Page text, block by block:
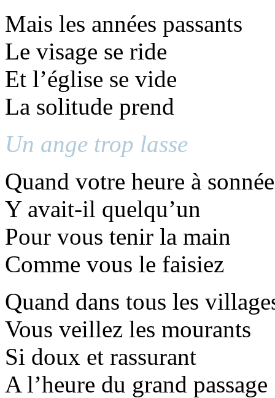
Mais les années passants
Le visage se ride
Et l’église se vide
La solitude prend
Un ange trop lasse
Quand votre heure à sonnée
Y avait-il quelqu’un
Pour vous tenir la main
Comme vous le faisiez
Quand dans tous les
Vous veillez les mourants
Si doux et rassurant
A l’heure du grand passage